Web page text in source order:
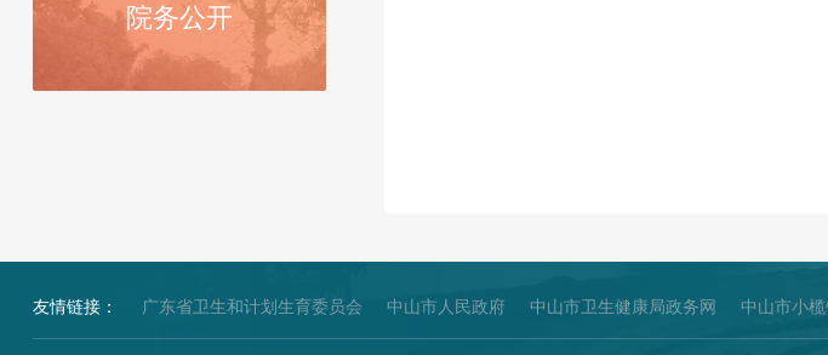
院务公开
友情链接： 广东省卫生和计划生育委员会 中山市人民政府 中山市卫生健康局政务网 中山市小